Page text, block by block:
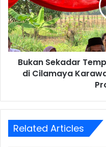
Rumah
Lansia
di
Cilamaya
Karawang
Jadi
Ruang
Bukan Sekadar
di Cilamaya
Related Articles